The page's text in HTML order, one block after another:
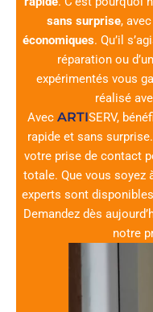
sans surprise,
économiques. Qu’il
réparation ou
expérimentés vous
réalisé
Avec ARTISERV,
rapide et sans
votre prise de contact
totale. Que vous soyez
experts sont
Demandez dès
notre